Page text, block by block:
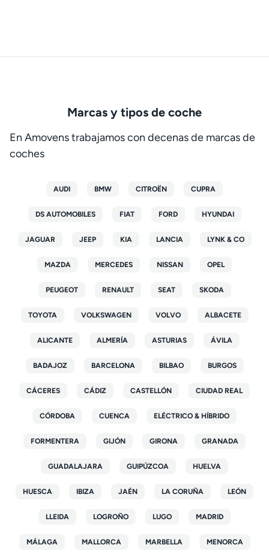
Marcas y tipos de coche
En Amovens trabajamos con decenas de marcas de
coches
AUDI BMW CITROËN CUPRA
DS AUTOMOBILES FIAT FORD HYUNDAI
JAGUAR JEEP KIA LANCIA LYNK & CO
MAZDA MERCEDES NISSAN OPEL
PEUGEOT RENAULT SEAT SKODA
TOYOTA VOLKSWAGEN VOLVO ALBACETE
ALICANTE ALMERÍA ASTURIAS ÁVILA
BADAJOZ BARCELONA BILBAO BURGOS
CÁCERES CÁDIZ CASTELLÓN CIUDAD REAL
CÓRDOBA CUENCA ELÉCTRICO & HÍBRIDO
FORMENTERA GIJÓN GIRONA GRANADA
GUADALAJARA GUIPÚZCOA HUELVA
HUESCA IBIZA JAÉN LA CORUÑA LEÓN
LLEIDA LOGROÑO LUGO MADRID
MÁLAGA MALLORCA MARBELLA MENORCA